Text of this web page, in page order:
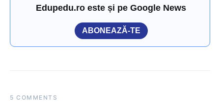
Edupedu.ro este și pe Google News
ABONEAZĂ-TE
5 COMMENTS